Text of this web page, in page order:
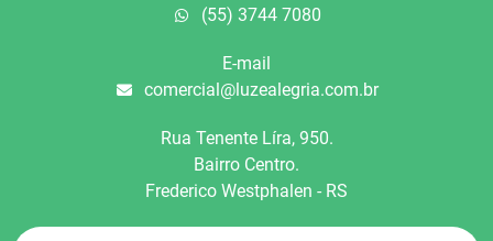
(55) 3744 7080
E-mail
comercial@luzealegria.com.br
Rua Tenente Líra, 950.
Bairro Centro.
Frederico Westphalen - RS